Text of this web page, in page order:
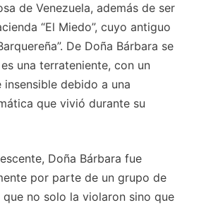
de Venezuela, además de ser
“El Miedo”, cuyo antiguo
De Doña Bárbara se
una terrateniente, con un
debido a una
que vivió durante su
Doña Bárbara fue
por parte de un grupo de
que no solo la violaron sino que